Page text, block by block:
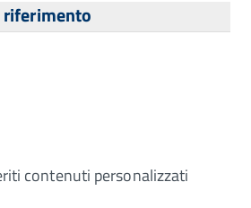
contenuti personalizzati